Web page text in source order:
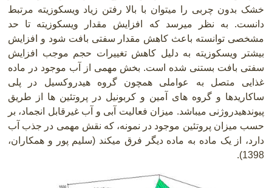
خشک بدون چربی را میتوان با بالا رفتن زیاد ویسکوزیته مرتبط
دانست. به نظر میرسد که افزایش مقدار ویسکوزیته تا حد
مشخصی توانسته باعث کاهش مقدار سفتی بافت شود و افزایش
بیشتر ویسکوزیته به دلیل کاهش تغییرات حجم موجب افزایش
سفتی بافت بستنی شده است. بخش مهمی از آب موجود در ماده
غذایی متصل به عواملی همچون گروه هیدروکسیل در پلی
ساکاریدها و گروه های آمین و کربونیل در پروتئین ها از طریق
پیوندهیدروژنی میباشد. میزان فعالیت آبی و آب غیرقابل انجماد، بر
حسب میزان پروتئین موجود در نمونه، که نقش مهمی در جذب آب
دارد، از یک ماده به ماده دیگر فرق میکند (سلیم پور و همکاران،
1398)
.